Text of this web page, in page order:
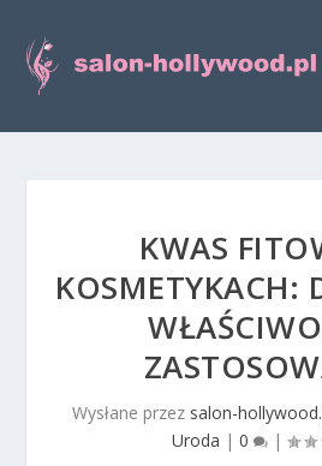
KWAS
KOSMETYKACH:
Wysłane przez salon-
Uroda | 0 |